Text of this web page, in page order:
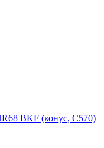
BKF (конус, C570)